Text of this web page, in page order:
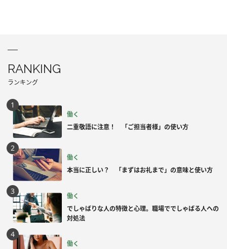
RANKING
ランキング
働く
二重敬語に注意！ 「ご担当者様」の使い方
働く
本当に正しい？ 「まずはお礼まで」の意味と使い方
働く
でしゃばりな人の特徴と心理。職場ででしゃばる人への
対処法
働く